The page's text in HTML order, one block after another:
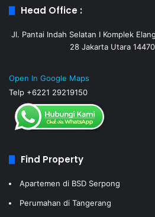
Head Office :
Jl. Pantai Indah Selatan I Komplek
28 Jakarta Utara
Open In Google Maps
Telp +6221 29219150
Find Property
Apartemen di BSD Serpong
Perumahan di Tangerang